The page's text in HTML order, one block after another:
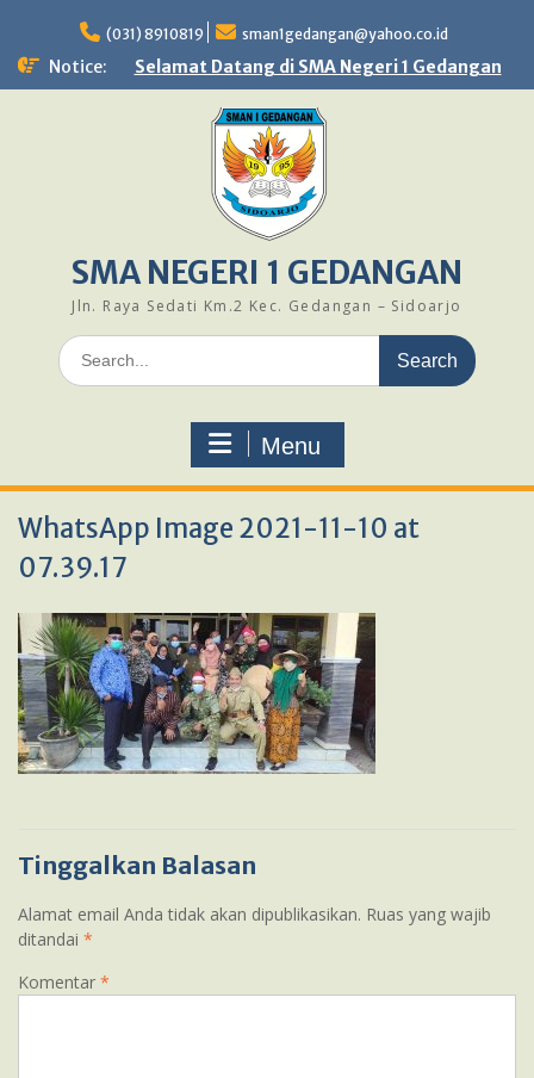
content
(031) 8910819 sman1gedangan@yahoo.co.id
Notice: Selamat Datang di SMA Negeri 1 Gedangan
SMA NEGERI 1 GEDANGAN
Jln. Raya Sedati Km.2 Kec. Gedangan – Sidoarjo
Search
for:
Menu
WhatsApp Image 2021-11-10 at
07.39.17
Tinggalkan Balasan
Alamat email Anda tidak akan dipublikasikan. Ruas yang wajib
ditandai *
Komentar *